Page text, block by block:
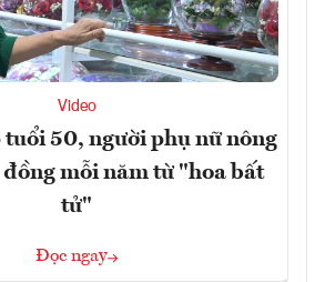
Video
50, người phụ nữ nông
mỗi năm từ "hoa bất
tử"
Đọc ngay